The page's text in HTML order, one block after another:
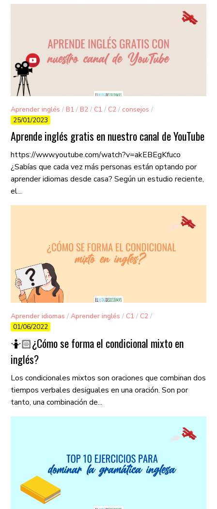
Aprender inglés /B1 /B2 / C1 / C2 / consejos /
Curiosidades
Vocabulario/⭐ Destacados
25/01/2023
Aprende inglés gratis en nuestro canal de YouTube
https://www.youtube.com/watch?v=akEBEgKfuco
¿Sabías que cada vez más personas están optando por
aprender idiomas desde casa? Según un estudio reciente,
el...
Aprender idiomas /Aprender inglés / C1 / C2 /
Gramática/
01/06/2022
🤷🏻​¿Cómo se forma el condicional mixto en
inglés?
Los condicionales mixtos son oraciones que combinan dos
tiempos verbales desiguales en una oración. Son por
tanto, una combinación de...